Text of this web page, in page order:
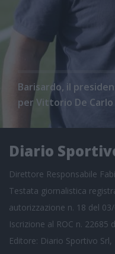
Barisardo, il
per Vittorio De
Diario
Direttore Responsabile
Testata giornalistica
autorizzazione n. 18 del
Iscrizione al ROC n. 22685
Editore: Diario Sportivo